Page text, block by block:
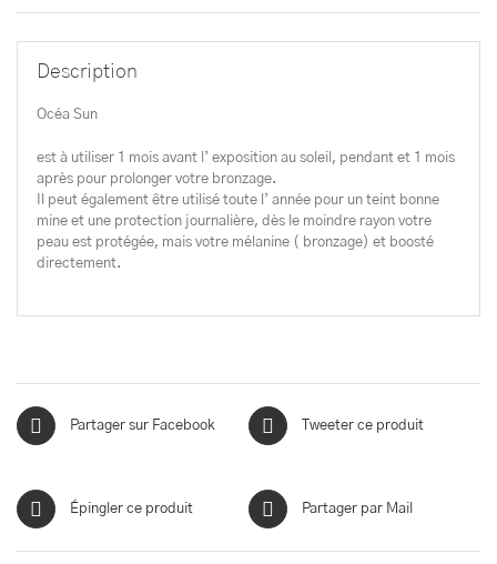
Description
Océa Sun
est à utiliser 1 mois avant l’ exposition au soleil, pendant et 1 mois
après pour prolonger votre bronzage.
Il peut également être utilisé toute l’ année pour un teint bonne
mine et une protection journalière, dès le moindre rayon votre
peau est protégée, mais votre mélanine ( bronzage) et boosté
directement.
Partager sur Facebook Tweeter ce produit
Épingler ce produit Partager par Mail